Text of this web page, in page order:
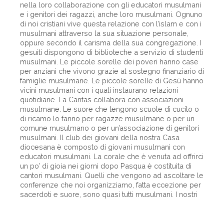
nella loro collaborazione con gli educatori musulmani
e i genitori dei ragazzi, anche loro musulmani. Ognuno
di noi cristiani vive questa relazione con l’islam e con i
musulmani attraverso la sua situazione personale,
oppure secondo il carisma della sua congregazione. I
gesuiti dispongono di biblioteche a servizio di studenti
musulmani. Le piccole sorelle dei poveri hanno case
per anziani che vivono grazie al sostegno finanziario di
famiglie musulmane. Le piccole sorelle di Gesù hanno
vicini musulmani con i quali instaurano relazioni
quotidiane. La Caritas collabora con associazioni
musulmane. Le suore che tengono scuole di cucito o
di ricamo lo fanno per ragazze musulmane o per un
comune musulmano o per un’associazione di genitori
musulmani. Il club dei giovani della nostra Casa
diocesana è composto di giovani musulmani con
educatori musulmani. La corale che è venuta ad offrirci
un po’ di gioia nei giorni dopo Pasqua è costituita di
cantori musulmani. Quelli che vengono ad ascoltare le
conferenze che noi organizziamo, fatta eccezione per
sacerdoti e suore, sono quasi tutti musulmani. I nostri